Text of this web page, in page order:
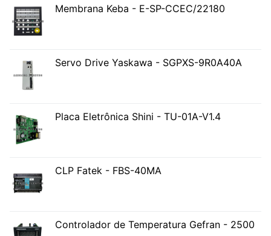
Membrana Keba - E-SP-CCEC/22180
Servo Drive Yaskawa - SGPXS-9R0A40A
Placa Eletrônica Shini - TU-01A-V1.4
CLP Fatek - FBS-40MA
Controlador de Temperatura Gefran - 2500